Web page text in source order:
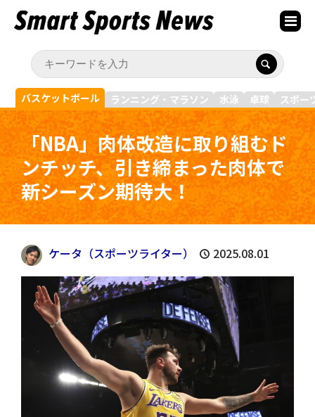
バスケットボール ランニング・マラソン 水泳 卓球 スポー
「NBA」肉体改造に取り組むド
ンチッチ、引き締まった肉体で
新シーズン期待大！
ケータ（スポーツライター） 2025.08.01